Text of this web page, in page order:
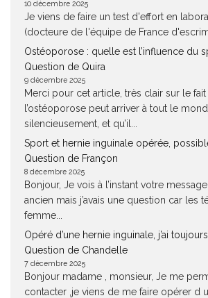
10 décembre 2025
Je viens de faire un test d'effort en
(docteure de l'équipe de France
Ostéoporose : quelle est l’influence du
Question de Quira
9 décembre 2025
Merci pour cet article, très clair sur le
l’ostéoporose peut arriver à tout le
silencieusement, et qu’il...
Sport et hernie inguinale opérée,
Question de Françon
8 décembre 2025
Bonjour, Je vois à l’instant votre
ancien mais j’avais une question car les
femme...
Opéré d’une hernie inguinale, j’ai
Question de Chandelle
7 décembre 2025
Bonjour madame , monsieur, Je me
contacter ,je viens de me faire opérer d